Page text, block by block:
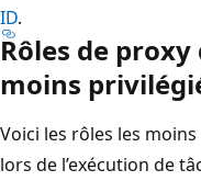
ID.
Rôles de proxy
moins
Voici les rôles les
lors de l’exécution de